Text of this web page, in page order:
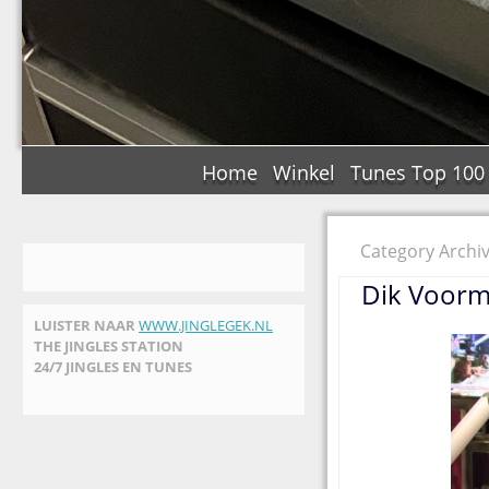
Home Winkel Tunes Top 100
LUISTER NAAR WWW.JINGLEGEK.NL
THE JINGLES STATION
24/7 JINGLES EN TUNES
Category
Dik